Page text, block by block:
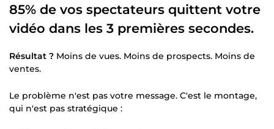
85% de vos spectateurs quittent votre
vidéo dans les 3 premières secondes.
Résultat ? Moins de vues. Moins de prospects. Moins de
ventes.
Le problème n'est pas votre message. C'est le montage,
qui n'est pas stratégique :